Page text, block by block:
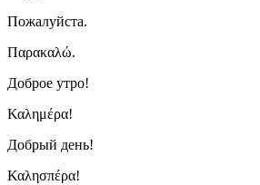
Пожалуйста.
Παρακαλώ.
Доброе утро!
Καλημέρα!
Добрый день!
Καλησπέρα!